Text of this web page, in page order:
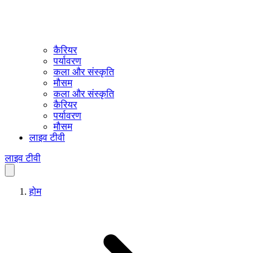
कैरियर
पर्यावरण
कला और संस्कृति
मौसम
कला और संस्कृति
कैरियर
पर्यावरण
मौसम
लाइव टीवी
लाइव टीवी
होम